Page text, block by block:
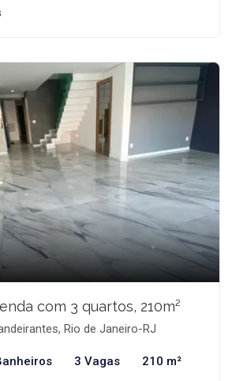
com 3 quartos, 210m²
Rio de Janeiro-RJ
3 Vagas 210 m²